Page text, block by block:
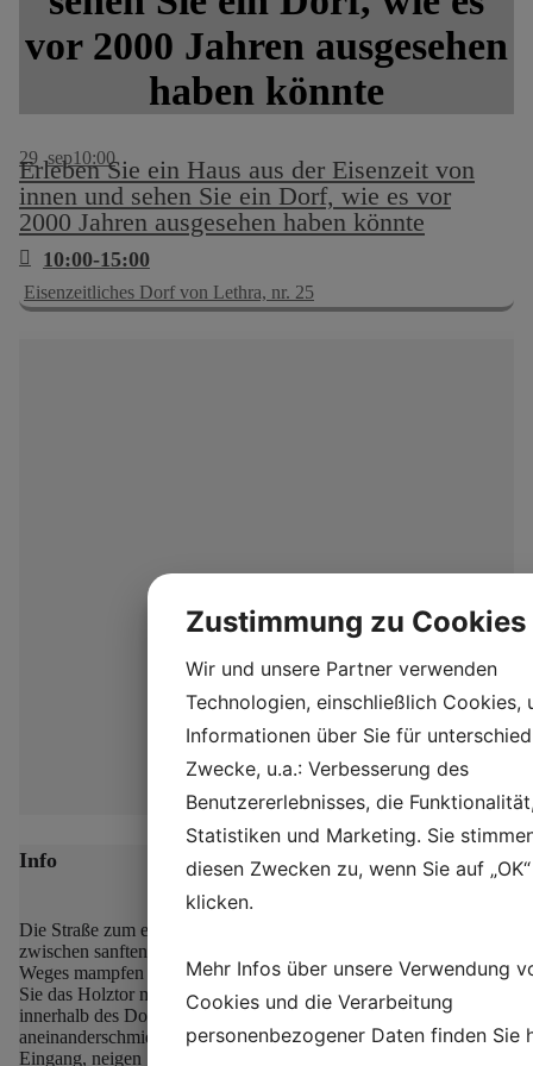
vor 2000 Jahren ausgesehen
haben könnte
29 sep10:00
Erleben Sie ein Haus aus der Eisenzeit von
innen und sehen Sie ein Dorf, wie es vor
2000 Jahren ausgesehen haben könnte
10:00-15:00
Eisenzeitliches Dorf von Lethra, nr. 25
Info
Die Straße zum eisenzeitlichen Dorf Lethra schlängelt sich
zwischen sanften Hügeln hindurch, und zu beiden Seiten des
Weges mampfen die Schafe des Dorfes das wilde Gras. Öffnen
Sie das Holztor mit den geschnitzten Tierköpfen und gehen Sie
innerhalb des Dorfzauns, wo sich die strohgedeckten Häuser
aneinanderschmiegen.
Folgen Sie dem Steinpflaster zum
Eingang, neigen Sie den Kopf und treten Sie durch die niedrige
Zustimmung zu Cookies
Wir und unsere Partner verwenden
Technologien, einschließlich Cookies,
Informationen über Sie für
Zwecke, u.a.: Verbesserung des
Benutzererlebnisses, die
Statistiken und Marketing. Sie
diesen Zwecken zu, wenn Sie auf „OK“
klicken.
Mehr Infos über unsere Verwendung
Cookies und die Verarbeitung
personenbezogener Daten finden Sie